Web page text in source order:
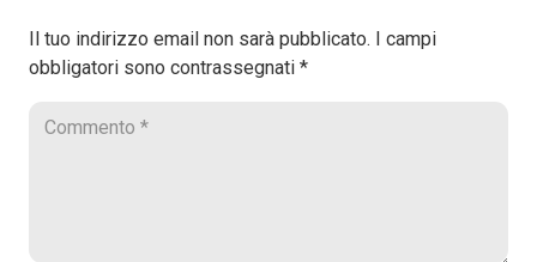
Il tuo indirizzo email non sarà pubblicato.
I campi
obbligatori sono contrassegnati *